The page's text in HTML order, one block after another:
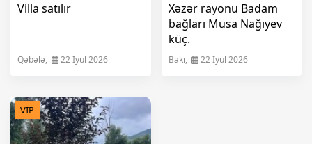
Villa satılır
Qəbələ, 22 Iyul 2026
Xəzər rayonu Badam
bağları Musa Nağıyev
küç.
Bakı, 22 Iyul 2026
VİP